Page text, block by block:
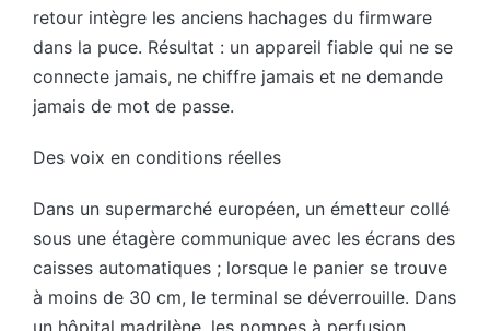
retour intègre les anciens hachages du firmware
dans la puce. Résultat : un appareil fiable qui ne se
connecte jamais, ne chiffre jamais et ne demande
jamais de mot de passe.
Des voix en conditions réelles
Dans un supermarché européen, un émetteur collé
sous une étagère communique avec les écrans des
caisses automatiques ; lorsque le panier se trouve
à moins de 30 cm, le terminal se déverrouille. Dans
un hôpital madrilène, les pompes à perfusion